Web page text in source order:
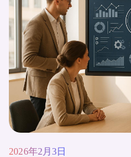
2026年2月3日